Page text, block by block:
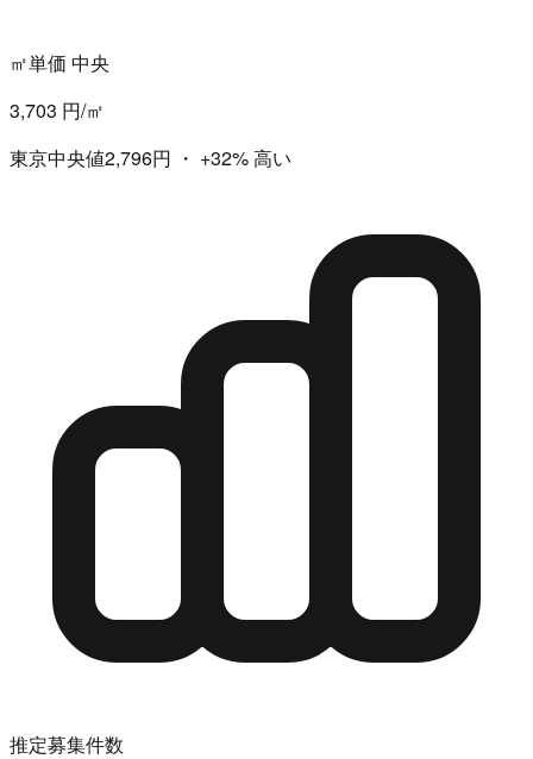
㎡単価 中央
3,703 円/㎡
東京中央値2,796円 ・ +32%高い
推定募集件数